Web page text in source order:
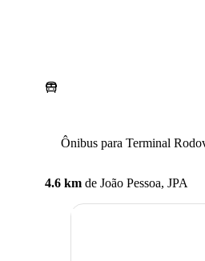
Ônibus para Terminal
4.6 km de João Pessoa, JPA